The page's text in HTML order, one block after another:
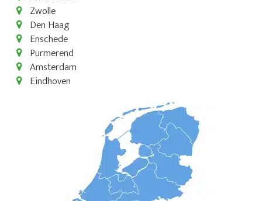
Zwolle
Den Haag
Enschede
Purmerend
Amsterdam
Eindhoven